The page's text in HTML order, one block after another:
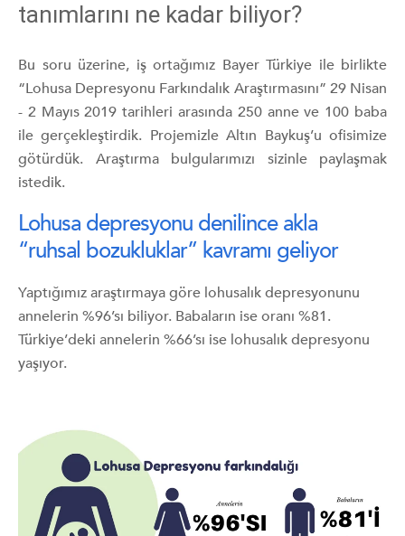
tanımlarını ne kadar biliyor?
Bu soru üzerine, iş ortağımız Bayer Türkiye ile birlikte
“Lohusa Depresyonu Farkındalık Araştırmasını” 29 Nisan
- 2 Mayıs 2019 tarihleri arasında 250 anne ve 100 baba
ile gerçekleştirdik. Projemizle Altın Baykuş’u ofisimize
götürdük. Araştırma bulgularımızı sizinle paylaşmak
istedik.
Lohusa depresyonu denilince akla
“ruhsal bozukluklar” kavramı geliyor
Yaptığımız araştırmaya göre lohusalık depresyonunu
annelerin %96’sı biliyor. Babaların ise oranı %81.
Türkiye’deki annelerin %66’sı ise lohusalık depresyonu
yaşıyor.